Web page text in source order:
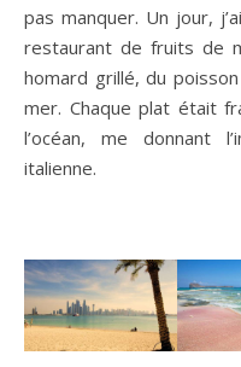
pas manquer. Un jour,
restaurant de fruits de
homard grillé, du
mer. Chaque plat était
l’océan, me donnant
italienne.